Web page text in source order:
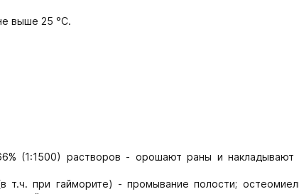
выше 25 °С.
(1:1500) растворов - орошают раны и накладывают
при гайморите) - промывание полости;